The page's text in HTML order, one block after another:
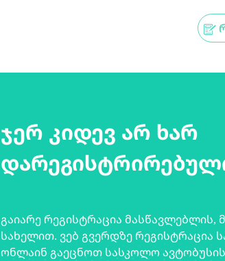
ჯერ კიდევ არ ხარ
გაიარე რეგისტრაცია
სახელით. ვებ გვერდზე რეგისტრაცია
ონლაინ გაეცნოთ სასკოლო